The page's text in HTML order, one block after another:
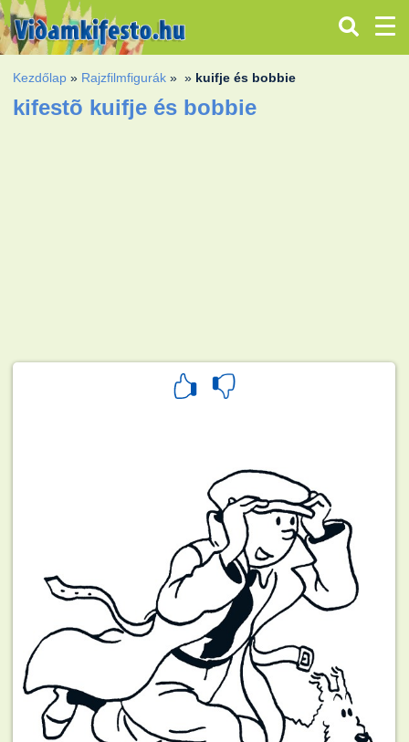
Kezdőlap » Rajzfilmfigurák » » kuifje és bobbie
kifestõ kuifje és bobbie